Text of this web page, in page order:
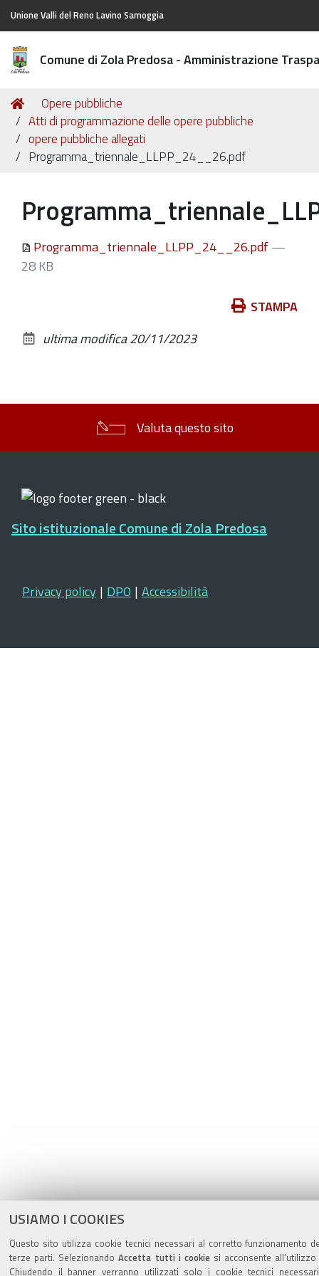
USIAMO I COOKIES
Questo sito utilizza cookie tecnici necessari al corretto funzionamento
terze parti. SelezionandoAccetta tutti i cookiesi acconsente
Chiudendo il banner verranno utilizzati solo i cookie tecnici
Unione Valli del Reno Lavino Samoggia
Comune di Zola Predosa - Amministrazione
Tu
sei
qui:
Home
Opere pubbliche
Atti di programmazione delle opere pubbliche
opere pubbliche allegati
Programma_triennale_LLPP_24__26.pdf
Programma_triennale_LLPP_24__26.pdf—
28 KB
documento
STAMPA
ultima modifica20/11/2023
Valuta questo sito
Sito istituzionale Comune di Zola Predosa
Privacy policy | DPO | Accessibilità